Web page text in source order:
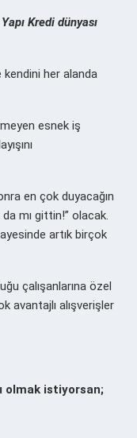
Kredi dünyası
her alanda
esnek iş
en çok duyacağın
mı gittin!” olacak.
artık birçok
çalışanlarına özel
avantajlı alışverişler
olmak istiyorsan;